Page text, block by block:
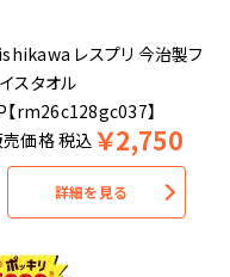
レスプリ 今治製フ
スタオル
【rm26c128gc037】
売価格税込 ￥2,750
詳細を見る